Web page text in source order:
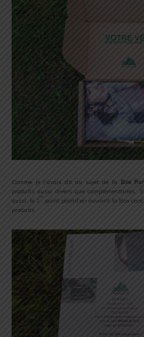
Comme je l’avais dit au sujet de la Box
produits aussi divers que complémentaires.
aussi, le 1
er
point positif en ouvrant la Box
produits.